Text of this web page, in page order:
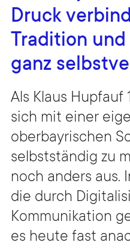
Druck
Tradition
ganz
Als Klaus Hupfauf
sich mit einer
oberbayrischen
selbstständig zu
noch anders aus.
die durch
Kommunikation
es heute fast